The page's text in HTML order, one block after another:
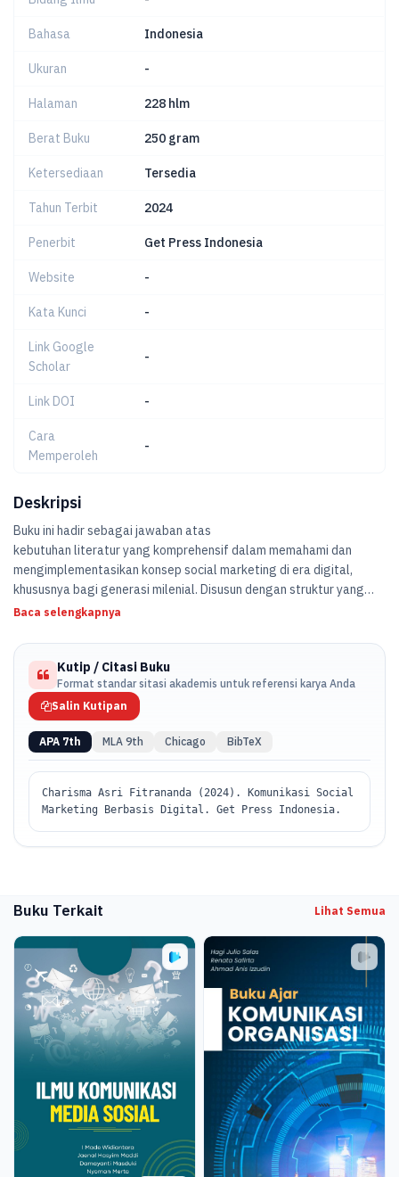
Bahasa Indonesia
Ukuran -
Halaman 228 hlm
Berat Buku 250 gram
Ketersediaan Tersedia
Tahun Terbit 2024
Penerbit Get Press Indonesia
Website -
Kata Kunci -
Link Google
Scholar
-
Link DOI -
Cara
Memperoleh
-
Deskripsi
Buku ini hadir sebagai jawaban atas
kebutuhan literatur yang komprehensif dalam memahami dan
mengimplementasikan konsep social marketing di era digital,
khususnya bagi generasi milenial. Disusun dengan struktur yang
sistematis, buku ini mencakup teori-teori komunikasi dan
social marketing, profil Hayvee sebagai studi kasus, program-
program komunikasi social marketing berbasis digital yang
dijalankan oleh Hayvee, serta implementasi konsep 7Ps dan
Baca selengkapnya
Kutip / Citasi Buku
Format standar sitasi akademis untuk referensi karya Anda
Salin Kutipan
APA 7th MLA 9th Chicago BibTeX
Charisma Asri Fitrananda (2024). Komunikasi Social
Marketing Berbasis Digital. Get Press Indonesia.
Buku Terkait Lihat Semua